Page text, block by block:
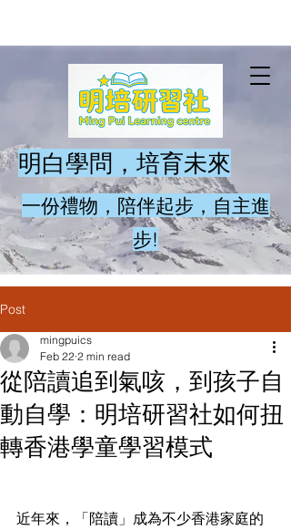
​明白學問，培育未來
一份禮物，陪伴起步，自主進
步!
Post
從陪讀追到氣咳，到孩子自
動自學：明培研習社如何扭
轉香港學童學習模式
mingpuics
Feb 22 2 min read
近年來，「陪讀」成為不少香港家庭的